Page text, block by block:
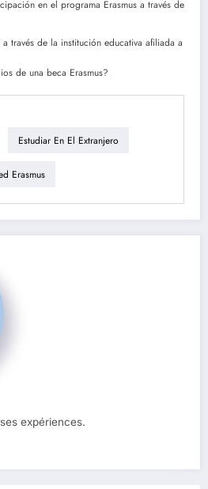
en el programa Erasmus a través de
través de la institución educativa afiliada a
de una beca Erasmus?
Estudiar En El Extranjero
Erasmus
expériences.